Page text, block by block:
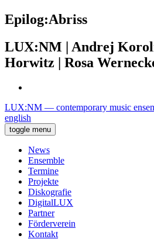
Epilog:Abriss
LUX:NM | Andrej
Horwitz | Rosa
LUX:NM — contemporary music
english
toggle menu
News
Ensemble
Termine
Projekte
Diskografie
DigitalLUX
Partner
Förderverein
Kontakt